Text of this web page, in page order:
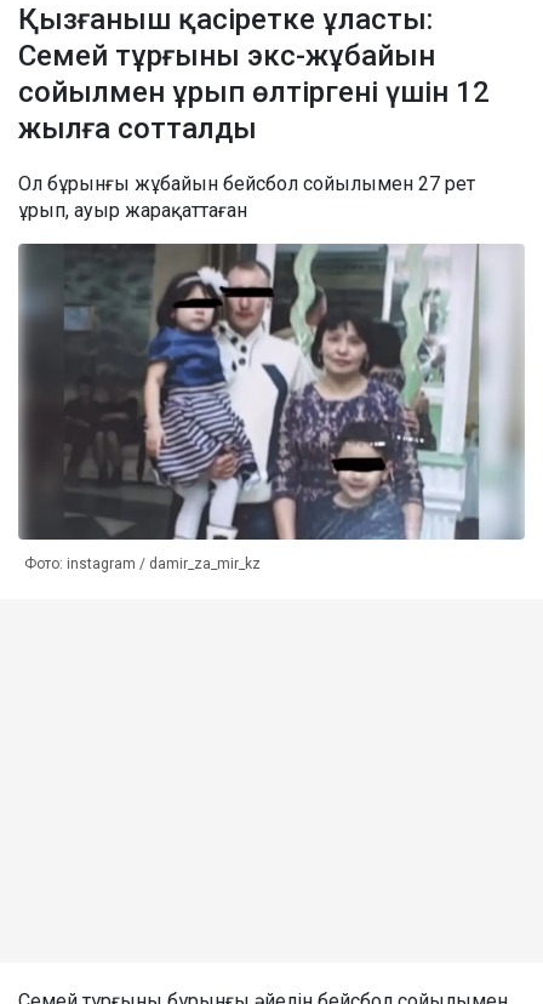
Қызғаныш қасіретке ұласты:
Семей тұрғыны экс-жұбайын
сойылмен ұрып өлтіргені үшін 12
жылға сотталды
Ол бұрынғы жұбайын бейсбол сойылымен 27 рет
ұрып, ауыр жарақаттаған
Фото: instagram / damir_za_mir_kz